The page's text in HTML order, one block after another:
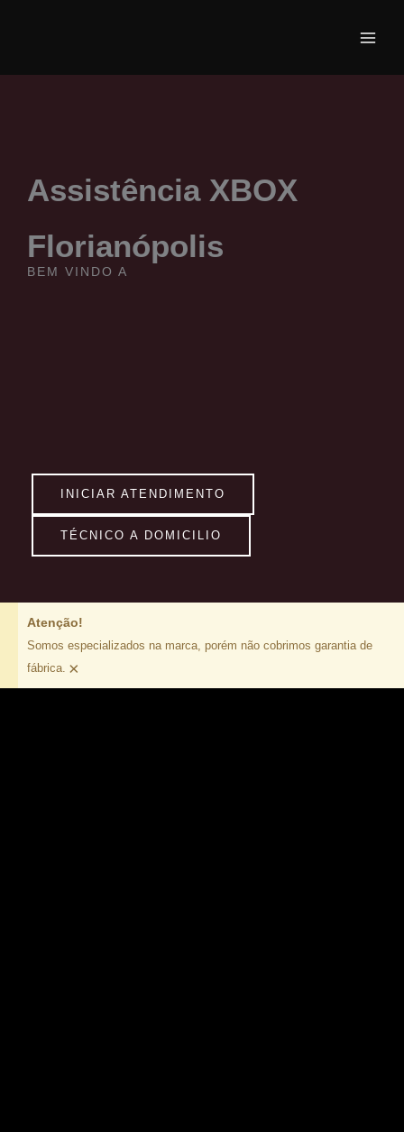
conteúdo
BEM VINDO A
Assistência XBOX
Florianópolis
INICIAR ATENDIMENTO
TÉCNICO A DOMICILIO
Atenção!
Somos especializados na marca, porém não cobrimos garantia de
fábrica. ×